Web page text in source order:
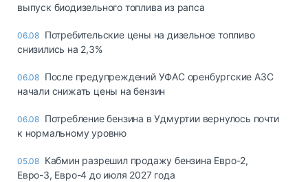
выпуск биодизельного топлива из рапса
06.08 Потребительские цены на дизельное топливо
снизились на 2,3%
06.08 После предупреждений УФАС оренбургские АЗС
начали снижать цены на бензин
06.08 Потребление бензина в Удмуртии вернулось почти
к нормальному уровню
05.08 Кабмин разрешил продажу бензина Евро-2,
Евро-3, Евро-4 до июля 2027 года